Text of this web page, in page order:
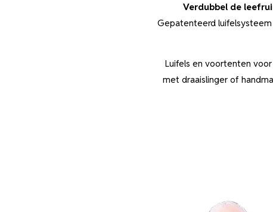
Verdubbel de
Gepatenteerd
Luifels en voortenten
met draaislinger of